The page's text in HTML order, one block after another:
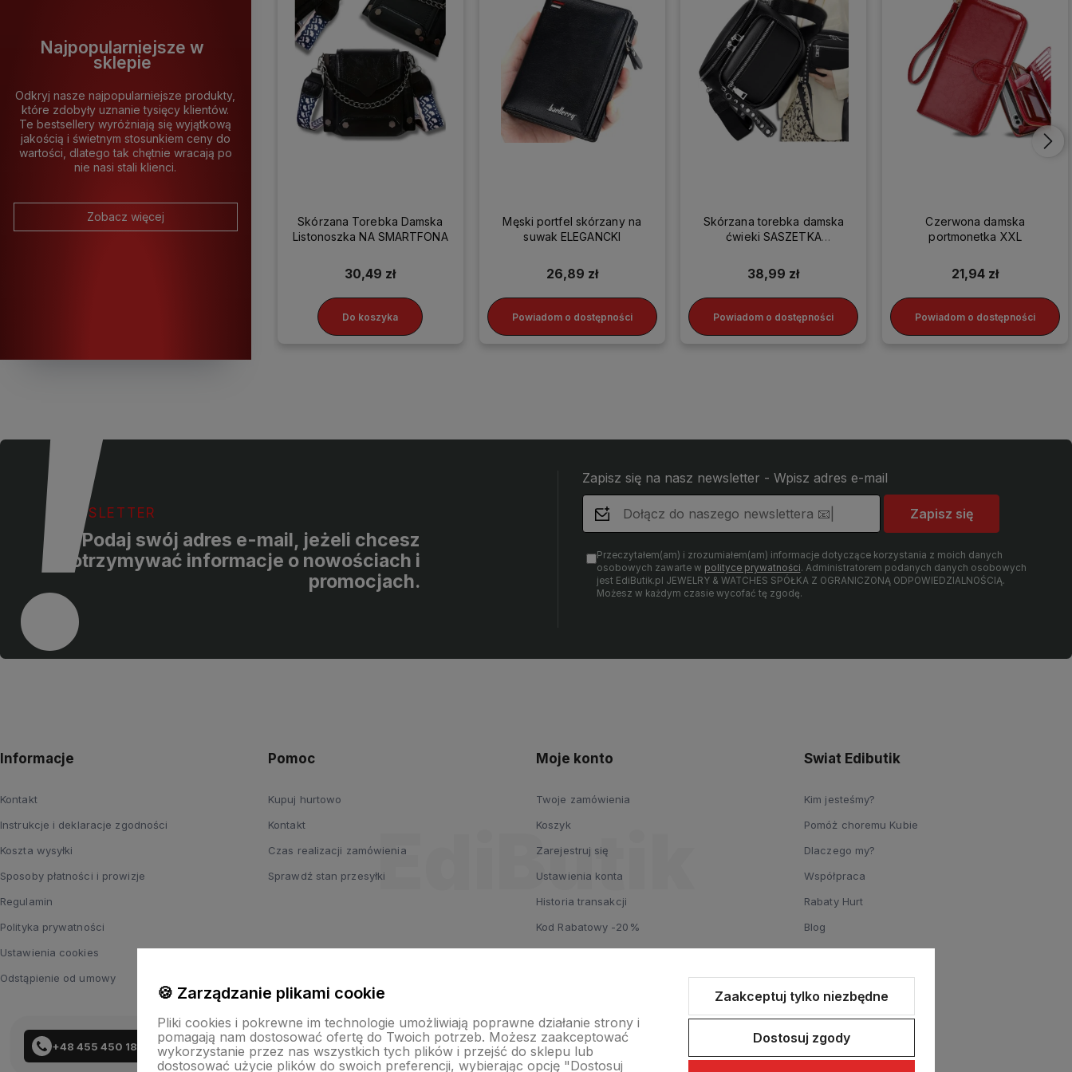
+48 455 450 183
Najpopularniejsze w
sklepie
Odkryj nasze najpopularniejsze produkty,
które zdobyły uznanie tysięcy klientów.
Te bestsellery wyróżniają się wyjątkową
jakością i świetnym stosunkiem ceny do
wartości, dlatego tak chętnie wracają po
nie nasi stali klienci.
Zobacz więcej
Skórzana Torebka Damska
Listonoszka NA SMARTFONA
30,49 zł
Do koszyka
Męski portfel skórzany na
suwak ELEGANCKI
26,89 zł
Powiadom o dostępności
Skórzana torebka damska
ćwieki SASZETKA
38,99 zł
Powiadom o dostępności
Czerwona damska
portmonetka XXL
21,94 zł
Powiadom o dostępności
NEWSLETTER
Podaj swój adres e-mail, jeżeli chcesz
otrzymywać informacje o nowościach i
promocjach.
Zapisz się na nasz newsletter - Wpisz adres e-mail
Zapisz się
Przeczytałem(am) i zrozumiałem(am) informacje dotyczące korzystania z moich danych
osobowych zawarte w polityce prywatności. Administratorem podanych danych osobowych
jest EdiButik.pl JEWELRY & WATCHES SPÓŁKA Z OGRANICZONĄ ODPOWIEDZIALNOŚCIĄ.
Możesz w każdym czasie wycofać tę zgodę.
Informacje
Kontakt
Instrukcje i deklaracje zgodności
Koszta wysyłki
Sposoby płatności i prowizje
Regulamin
Polityka prywatności
Ustawienia cookies
Odstąpienie od umowy
Pomoc
Kupuj hurtowo
Kontakt
Czas realizacji zamówienia
Sprawdź stan przesyłki
Moje konto
Twoje zamówienia
Koszyk
Zarejestruj się
Ustawienia konta
Historia transakcji
Kod Rabatowy -20%
Swiat Edibutik
Kim jesteśmy?
Pomóż choremu Kubie
Dlaczego my?
Współpraca
Rabaty Hurt
Blog
🍪 Zarządzanie plikami cookie
Pliki cookies i pokrewne im technologie umożliwiają poprawne działanie strony i
pomagają nam dostosować ofertę do Twoich potrzeb. Możesz zaakceptować
wykorzystanie przez nas wszystkich tych plików i przejść do sklepu lub
dostosować użycie plików do swoich preferencji, wybierając opcję "Dostosuj
Zaakceptuj tylko niezbędne
Dostosuj zgody